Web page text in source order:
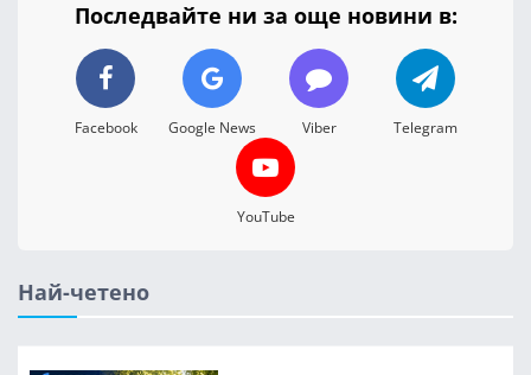
Последвайте ни за още новини в:
Facebook Google News Viber Telegram
YouTube
Най-четено